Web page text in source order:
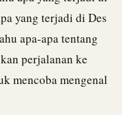
yang terjadi di Des
apa-apa tentang
perjalanan ke
mencoba mengenal